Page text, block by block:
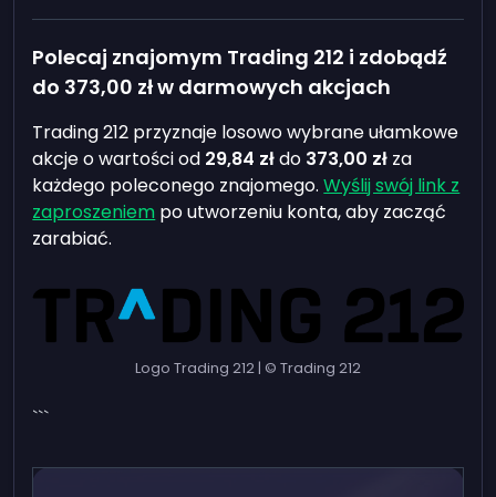
Polecaj znajomym Trading 212 i zdobądź
do 373,00 złw darmowych akcjach
Trading 212 przyznaje losowo wybrane ułamkowe
akcje o wartości od 29,84 złdo 373,00 zł za
każdego poleconego znajomego.Wyślij swój link z
zaproszeniem po utworzeniu konta, aby zacząć
zarabiać.
Logo Trading 212 | © Trading 212
```